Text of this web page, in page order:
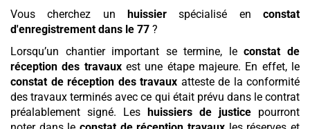
Vous cherchez un huissier spécialisé en constat
d'enregistrement dans le 77 ?
Lorsqu’un chantier important se termine, leconstat de
réception des travauxest une étape majeure. En effet, le
constat de réception des travaux atteste de la conformité
des travaux terminés avec ce qui était prévu dans le contrat
préalablement signé. Les
huissiers de justice pourront